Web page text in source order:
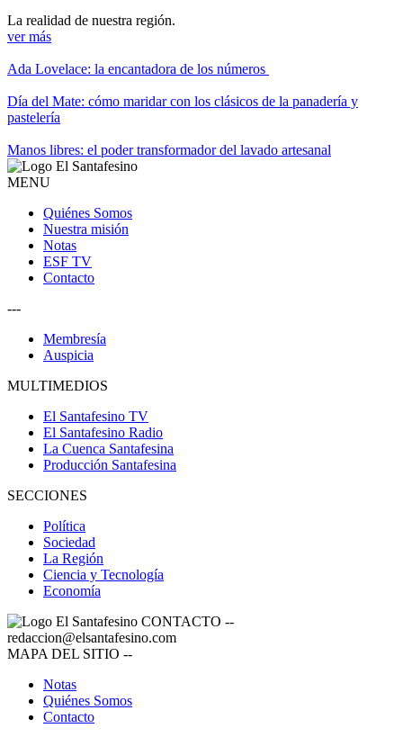
La realidad de nuestra región.
ver más
Ada Lovelace: la encantadora de los números
Día del Mate: cómo maridar con los clásicos de la panadería y
pastelería
Manos libres: el poder transformador del lavado artesanal
MENU
Quiénes Somos
Nuestra misión
Notas
ESF TV
Contacto
---
Membresía
Auspicia
MULTIMEDIOS
El Santafesino TV
El Santafesino Radio
La Cuenca Santafesina
Producción Santafesina
SECCIONES
Política
Sociedad
La Región
Ciencia y Tecnología
Economía
CONTACTO --
redaccion@elsantafesino.com
MAPA DEL SITIO --
Notas
Quiénes Somos
Contacto